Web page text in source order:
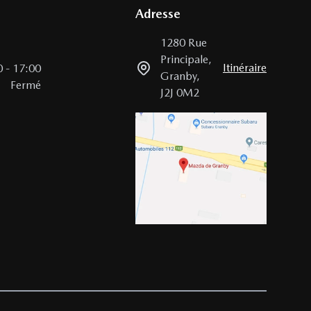
- 17:00
Fermé
Adresse
1280 Rue
Principale,
Granby,
J2J 0M2
Itinéraire